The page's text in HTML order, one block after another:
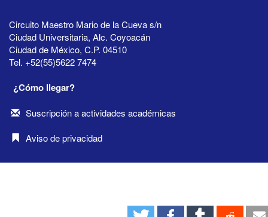
Circuito Maestro Mario de la Cueva s/n
Ciudad Universitaria, Alc. Coyoacán
Ciudad de México, C.P. 04510
Tel. +52(55)5622 7474
¿Cómo llegar?
Suscripción a actividades académicas
Aviso de privacidad